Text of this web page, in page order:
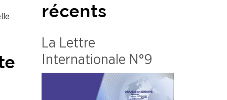
récents
La Lettre
Internationale N°9